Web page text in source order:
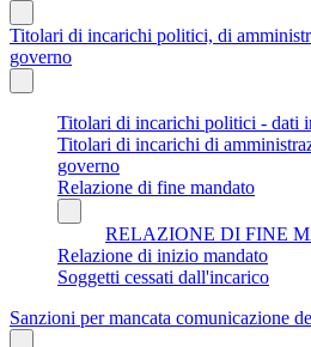
Titolari di incarichi politici, di
governo
Titolari di incarichi politici - dati
Titolari di incarichi di
governo
Relazione di fine mandato
RELAZIONE DI FINE
Relazione di inizio mandato
Soggetti cessati dall'incarico
Sanzioni per mancata comunicazione